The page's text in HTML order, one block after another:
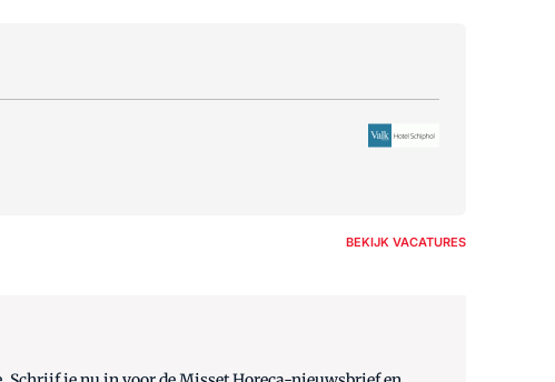
BEKIJK VACATURES